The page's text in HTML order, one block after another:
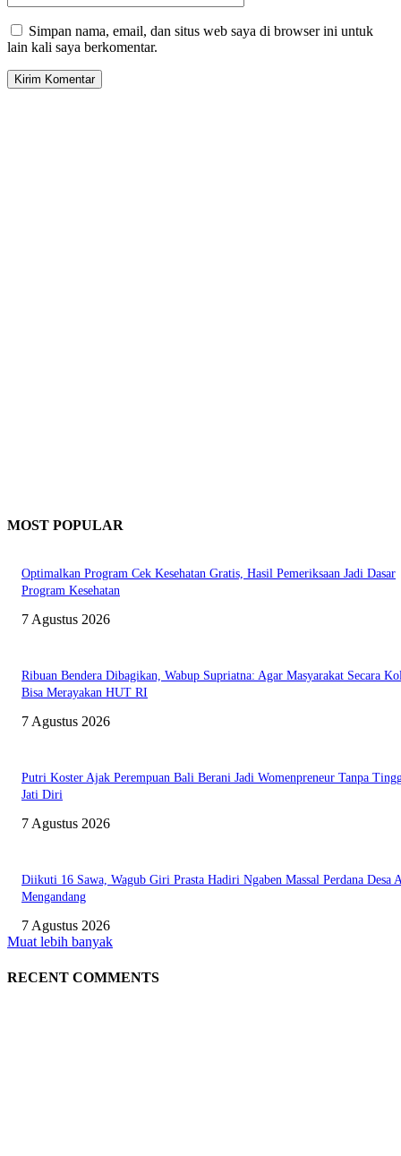
Simpan nama, email, dan situs web saya di browser ini untuk
lain kali saya berkomentar.
MOST POPULAR
Optimalkan Program Cek Kesehatan Gratis, Hasil Pemeriksaan Jadi Dasar
Program Kesehatan
7 Agustus 2026
Ribuan Bendera Dibagikan, Wabup Supriatna: Agar Masyarakat Secara
Bisa Merayakan HUT RI
7 Agustus 2026
Putri Koster Ajak Perempuan Bali Berani Jadi Womenpreneur Tanpa
Jati Diri
7 Agustus 2026
Diikuti 16 Sawa, Wagub Giri Prasta Hadiri Ngaben Massal Perdana Desa
Mengandang
7 Agustus 2026
Muat lebih banyak
RECENT COMMENTS